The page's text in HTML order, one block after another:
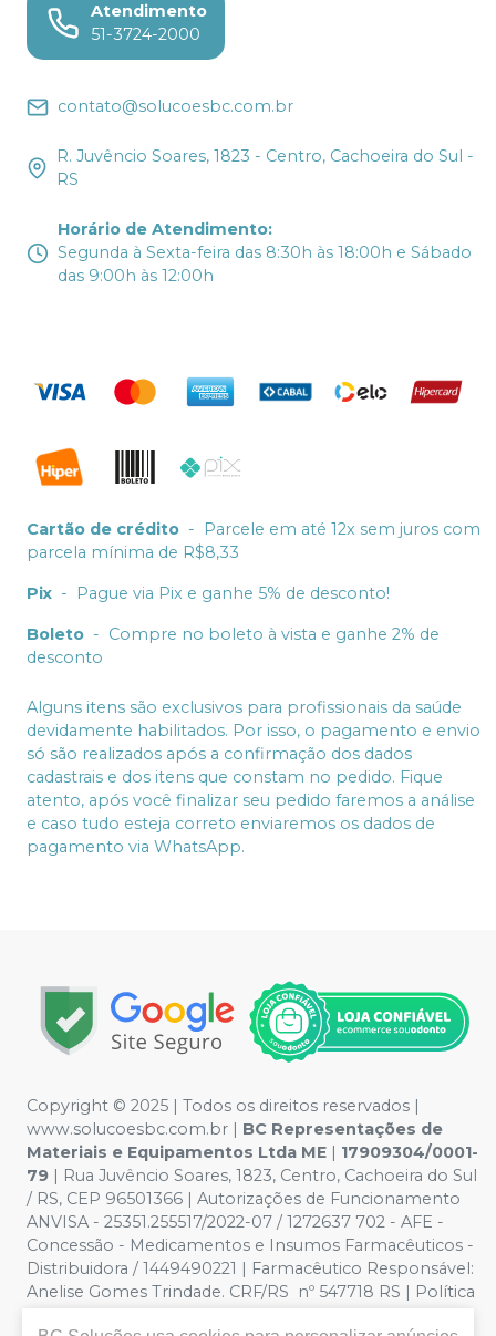
Atendimento
51-3724-2000
contato@solucoesbc.com.br
R. Juvêncio Soares, 1823 - Centro, Cachoeira do Sul -
RS
Horário de Atendimento:
Segunda à Sexta-feira das 8:30h às 18:00h e Sábado
das 9:00h às 12:00h
Cartão de crédito -
Parcele em até 12x sem juros com
parcela mínima de R$8,33
Pix - Pague via Pix e ganhe 5% de desconto!
Boleto - Compre no boleto à vista e ganhe 2% de
desconto
Alguns itens são exclusivos para profissionais da saúde
devidamente habilitados. Por isso, o pagamento e envio
só são realizados após a confirmação dos dados
cadastrais e dos itens que constam no pedido. Fique
atento, após você finalizar seu pedido faremos a análise
e caso tudo esteja correto enviaremos os dados de
pagamento via WhatsApp.
Copyright © 2025 | Todos os direitos reservados |
www.solucoesbc.com.br | BC Representações de
Materiais e Equipamentos Ltda ME
17909304/0001-
79 | Rua Juvêncio Soares, 1823, Centro, Cachoeira do Sul
/ RS, CEP 96501366 | Autorizações de Funcionamento
ANVISA - 25351.255517/2022-07 / 1272637 702 - AFE -
Concessão - Medicamentos e Insumos Farmacêuticos -
Distribuidora / 1449490221 | Farmacêutico Responsável:
Anelise Gomes Trindade. CRF/RS nº 547718 RS | Política